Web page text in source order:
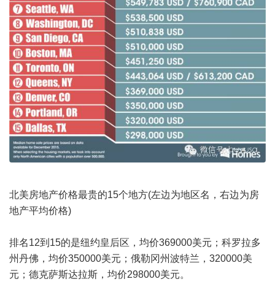
北美房地产价格最贵的15个地方(左边为地区名，右边为房
地产平均价格)
排名12到15的是纽约皇后区，均价369000美元；科罗拉多
州丹佛，均价350000美元；俄勒冈州波特兰，320000美
元；德克萨斯达拉斯，均价298000美元。